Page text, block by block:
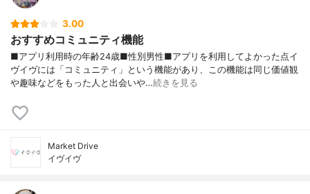
3.00
おすすめコミュニティ機能
■アプリ利用時の年齢24歳■性別男性■アプリを利用してよかった点イ
ヴイヴには「コミュニティ」という機能があり、この機能は同じ価値観
や趣味などをもった人と出会いや…続きを見る
Market Drive
イヴイヴ